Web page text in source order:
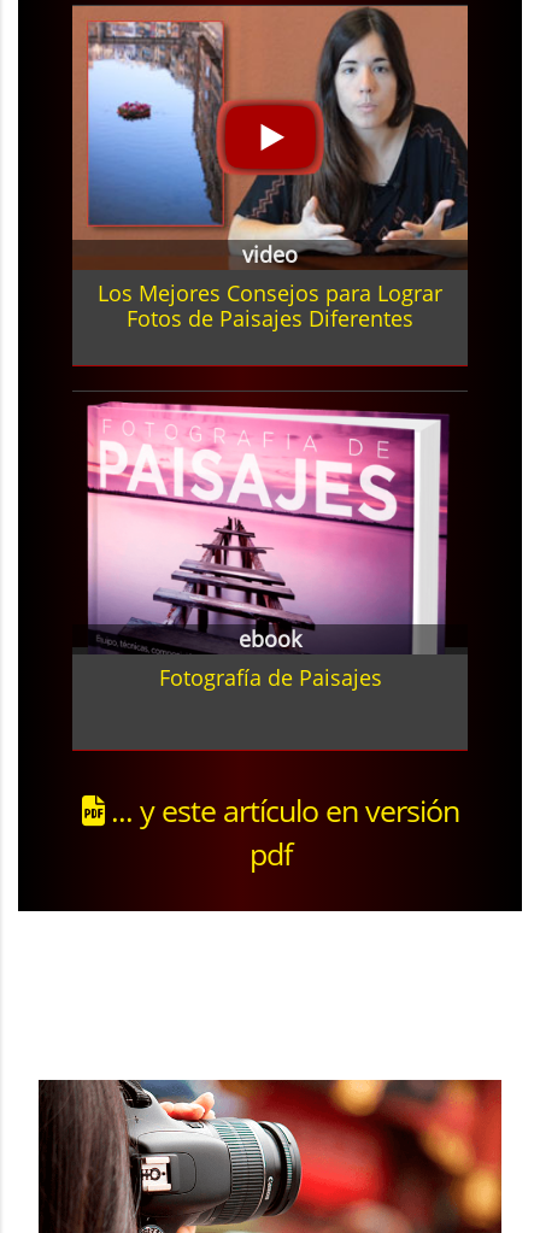
video
Los Mejores Consejos para Lograr
Fotos de Paisajes Diferentes
ebook
Fotografía de Paisajes
... y este artículo en versión
pdf